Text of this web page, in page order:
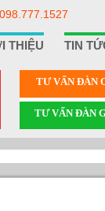
098.777.1527
THIỆU TIN
TƯ VẤN ÐÀN
TƯ VẤN ÐÀN